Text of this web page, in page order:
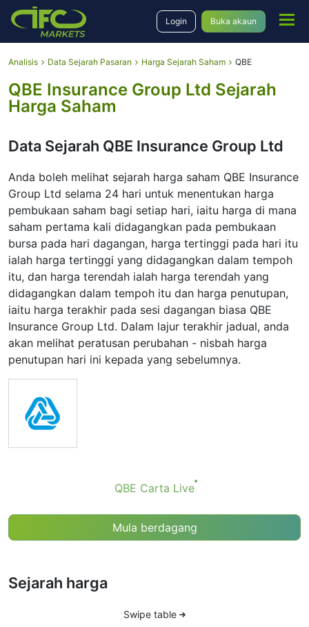
Login Buka akaun
Analisis Data Sejarah Pasaran Harga Sejarah Saham QBE
QBE Insurance Group Ltd Sejarah
Harga Saham
Data Sejarah QBE Insurance Group Ltd
Anda boleh melihat sejarah harga saham QBE Insurance
Group Ltd selama 24 hari untuk menentukan harga
pembukaan saham bagi setiap hari, iaitu harga di mana
saham pertama kali didagangkan pada pembukaan
bursa pada hari dagangan, harga tertinggi pada hari itu
ialah harga tertinggi yang didagangkan dalam tempoh
itu, dan harga terendah ialah harga terendah yang
didagangkan dalam tempoh itu dan harga penutupan,
iaitu harga terakhir pada sesi dagangan biasa QBE
Insurance Group Ltd. Dalam lajur terakhir jadual, anda
akan melihat peratusan perubahan - nisbah harga
penutupan hari ini kepada yang sebelumnya.
QBE Сarta Live
Mula berdagang
Sejarah harga
Swipe table